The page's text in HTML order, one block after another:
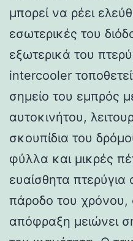
μπορεί να ρέει
εσωτερικές του
εξωτερικά του
intercooler
σημείο του εμπρός
αυτοκινήτου,
σκουπίδια του
φύλλα και μικρές
ευαίσθητα
πάροδο του χρόνου,
απόφραξη μειώνει